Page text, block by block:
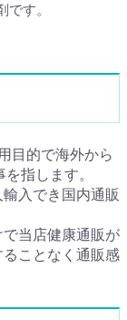
す。
目的で海外から
指します。
入でき国内通販
当店健康通販が
ことなく通販感